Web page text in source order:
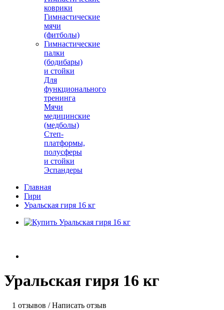
коврики
Гимнастические
мячи
(фитболы)
Гимнастические
палки
(бодибары)
и стойки
Для
функционального
тренинга
Мячи
медицинские
(медболы)
Степ-
платформы,
полусферы
и стойки
Эспандеры
Главная
Гири
Уральская гиря 16 кг
Уральская гиря 16 кг
1 отзывов /Написать отзыв